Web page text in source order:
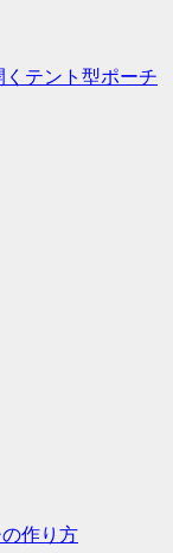
くテント型ポーチ
作り方